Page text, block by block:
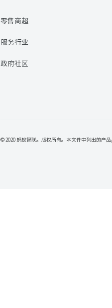
零售商超
服务行业
政府社区
© 2020 蚂蚁智联。版权所有。本文件中列出的产